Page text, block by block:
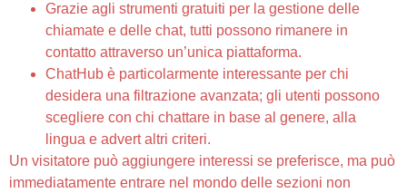
Grazie agli strumenti gratuiti per la gestione delle
chiamate e delle chat, tutti possono rimanere in
contatto attraverso un’unica piattaforma.
ChatHub è particolarmente interessante per chi
desidera una filtrazione avanzata; gli utenti possono
scegliere con chi chattare in base al genere, alla
lingua e advert altri criteri.
Un visitatore può aggiungere interessi se preferisce, ma può
immediatamente entrare nel mondo delle sezioni non